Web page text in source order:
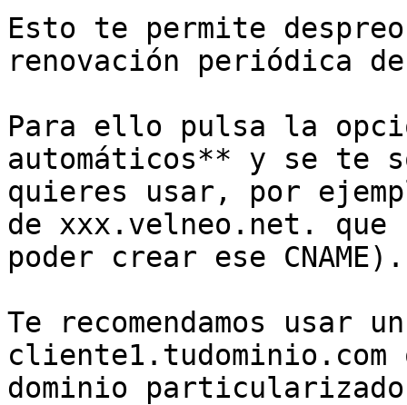
Esto te permite
renovación periódica
Para ello pulsa la
automáticos** y se te
quieres usar, por
de xxx.velneo.net. que
poder crear ese CNAME).
Te recomendamos usar
cliente1.tudominio.com
dominio